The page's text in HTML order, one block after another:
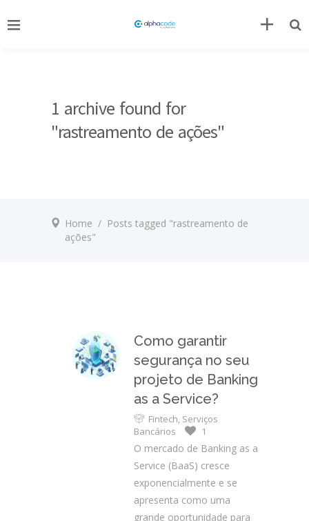
1 archive found for
"rastreamento de ações"
Home / Posts tagged "rastreamento de
ações"
Como garantir
segurança no seu
projeto de Banking
as a Service?
Fintech, Serviços
Bancários
1
O mercado de Banking as a
Service (BaaS) cresce
exponencialmente e se
apresenta como uma
grande oportunidade para